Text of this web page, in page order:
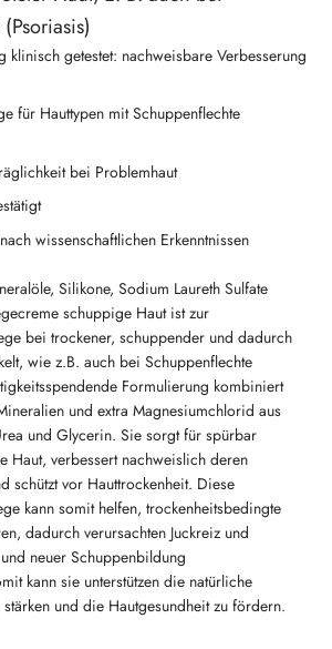
klinisch getestet: nachweisbare Verbesserung
für Hauttypen mit Schuppenflechte
bei Problemhaut
wissenschaftlichen Erkenntnissen
Silikone, Sodium Laureth Sulfate
schuppige Haut ist zur
bei trockener, schuppender und dadurch
wie z.B. auch bei Schuppenflechte
Formulierung kombiniert
und extra Magnesiumchlorid aus
und Glycerin. Sie sorgt für spürbar
Haut, verbessert nachweislich deren
schützt vor Hauttrockenheit. Diese
kann somit helfen, trockenheitsbedingte
dadurch verursachten Juckreiz und
neuer Schuppenbildung
kann sie unterstützen die natürliche
und die Hautgesundheit zu fördern.